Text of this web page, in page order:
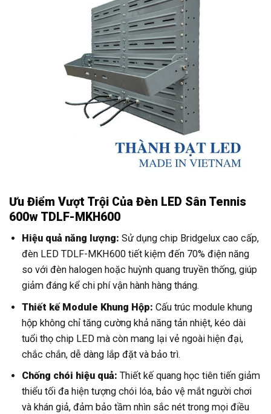
Ưu Điểm Vượt Trội Của Đèn LED Sân Tennis
600w TDLF-MKH600
Hiệu quả năng lượng: Sử dụng chip Bridgelux cao cấp,
đèn LED TDLF-MKH600 tiết kiệm đến 70% điện năng
so với đèn halogen hoặc huỳnh quang truyền thống, giúp
giảm đáng kể chi phí vận hành hàng tháng.
Thiết kế Module Khung Hộp: Cấu trúc module khung
hộp không chỉ tăng cường khả năng tản nhiệt, kéo dài
tuổi thọ chip LED mà còn mang lại vẻ ngoài hiện đại,
chắc chắn, dễ dàng lắp đặt và bảo trì.
Chống chói hiệu quả: Thiết kế quang học tiên tiến giảm
thiểu tối đa hiện tượng chói lóa, bảo vệ mắt người chơi
và khán giả, đảm bảo tầm nhìn sắc nét trong mọi điều